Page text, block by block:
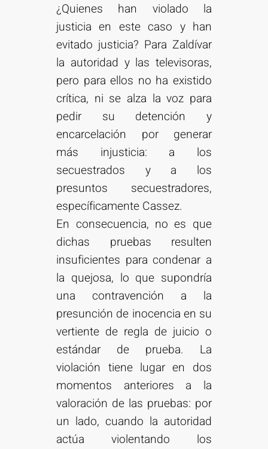
¿Quienes han violado la
justicia en este caso y han
evitado justicia? Para Zaldívar
la autoridad y las televisoras,
pero para ellos no ha existido
crítica, ni se alza la voz para
pedir su detención y
encarcelación por generar
más injusticia: a los
secuestrados y a los
presuntos secuestradores,
específicamente Cassez.
En consecuencia, no es que
dichas pruebas resulten
insuficientes para condenar a
la quejosa, lo que supondría
una contravención a la
presunción de inocencia en su
vertiente de regla de juicio o
estándar de prueba. La
violación tiene lugar en dos
momentos anteriores a la
valoración de las pruebas: por
un lado, cuando la autoridad
actúa violentando los